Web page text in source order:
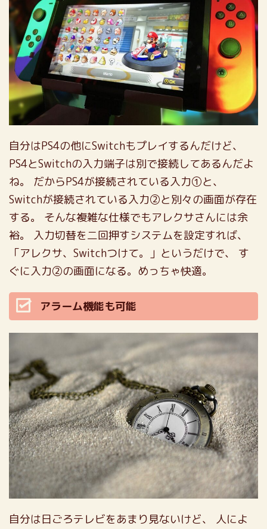
自分はPS4の他にSwitchもプレイするんだけど、
PS4とSwitchの入力端子は別で接続してあるんだよ
ね。
だからPS4が接続されている入力①と、
Switchが接続されている入力②と別々の画面が存在
する。
そんな複雑な仕様でもアレクサさんには余
裕。
入力切替を二回押すシステムを設定すれば、
「アレクサ、Switchつけて。」というだけで、
す
ぐに入力②の画面になる。めっちゃ快適。
アラーム機能も可能
自分は日ごろテレビをあまり見ないけど、
人によ